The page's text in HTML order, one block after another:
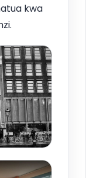
kwa